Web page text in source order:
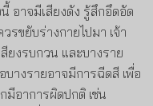
อาจมีเสียงดัง รู้สึกอึดอัด
รขยับร่างกายไปมา เจ้า
ยงรบกวน และบางราย
างรายอาจมีการฉีดสี เพื่อ
มีอาการผิดปกติ เช่น